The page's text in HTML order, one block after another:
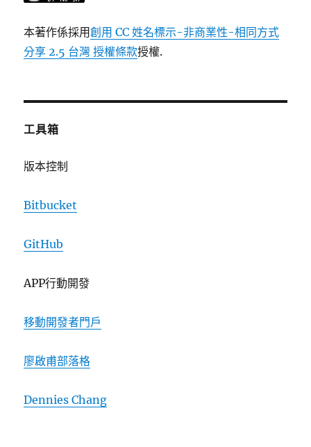
本著作係採用創用 CC 姓名標示-非商業性-相同方式
分享 2.5 台灣 授權條款授權.
工具箱
版本控制
Bitbucket
GitHub
APP行動開發
移動開發者門戶
廖啟甫部落格
Dennies Chang